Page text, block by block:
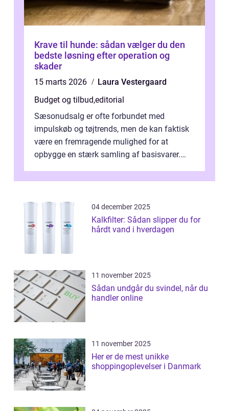
Krave til hunde: sådan vælger du den
bedste løsning efter operation og
skader
15 marts 2026
Laura Vestergaard
Budget og tilbud,editorial
Sæsonudsalg er ofte forbundet med
impulskøb og tøjtrends, men de kan faktisk
være en fremragende mulighed for at
opbygge en stærk samling af basisvarer.
04 december 2025
Kalkfilter: Sådan slipper du for
hårdt vand i hverdagen
11 november 2025
Sådan undgår du svindel, når du
handler online
11 november 2025
Her er de mest unikke
shoppingoplevelser i Danmark